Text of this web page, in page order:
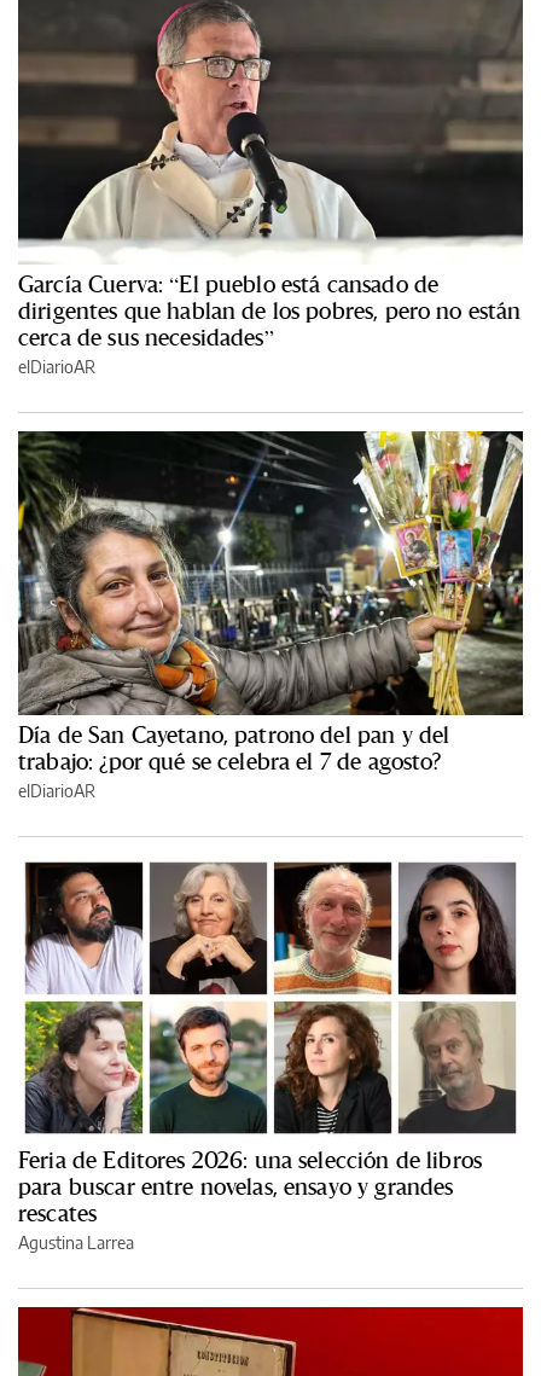
García Cuerva: “El pueblo está cansado de
dirigentes que hablan de los pobres, pero no están
cerca de sus necesidades”
elDiarioAR
Día de San Cayetano, patrono del pan y del
trabajo: ¿por qué se celebra el 7 de agosto?
elDiarioAR
Feria de Editores 2026: una selección de libros
para buscar entre novelas, ensayo y grandes
rescates
Agustina Larrea